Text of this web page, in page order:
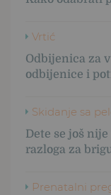
Vrtić
Odbijenica za
odbijenice i
Skidanje sa
Dete se još
razloga za
Prenatalni